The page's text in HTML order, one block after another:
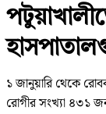
১ জানুয়ারি থেকে
রোগীর সংখ্যা ৪৩১